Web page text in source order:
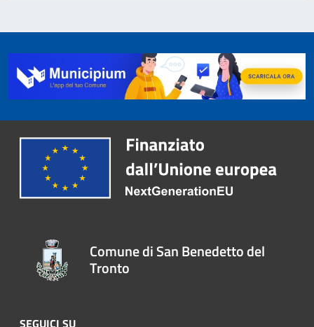
Comune di San Benedetto del
Tronto
SEGUICI SU